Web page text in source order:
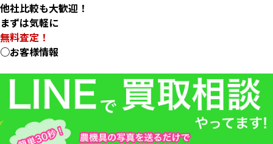
他社比較も大歓迎！
まずは気軽に
無料査定！
○お客様情報